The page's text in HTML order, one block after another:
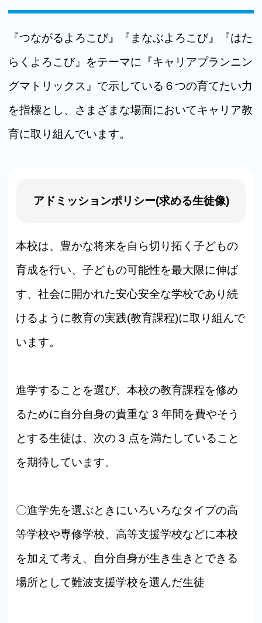
『つながるよろこび』『まなぶよろこび』『はた
らくよろこび』をテーマに『キャリアプランニン
グマトリックス』で示している６つの育てたい力
を指標とし、さまざまな場面においてキャリア教
育に取り組んでいます。
アドミッションポリシー(求める生徒像)
本校は、豊かな将来を自ら切り拓く子どもの
育成を行い、子どもの可能性を最大限に伸ば
す、社会に開かれた安心安全な学校であり続
けるように教育の実践(教育課程)に取り組んで
います。
進学することを選び、本校の教育課程を修め
るために自分自身の貴重な 3 年間を費やそう
とする生徒は、次の 3 点を満たしていること
を期待しています。
〇進学先を選ぶときにいろいろなタイプの高
等学校や専修学校、高等支援学校などに本校
を加えて考え、自分自身が生き生きとできる
場所として難波支援学校を選んだ生徒